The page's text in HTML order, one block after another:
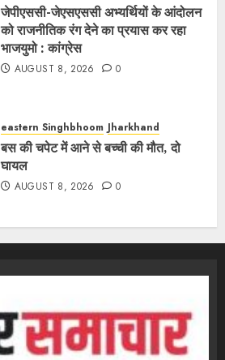
जेपीएससी-जेएसएससी अभ्यर्थियों के आंदोलन
को राजनीतिक रंग देने का प्रयास कर रहा
भाजयुमो : कांग्रेस
AUGUST 8, 2026 0
eastern Singhbhoom Jharkhand
बस की चपेट में आने से बच्ची की मौत, दो
घायल
AUGUST 8, 2026 0